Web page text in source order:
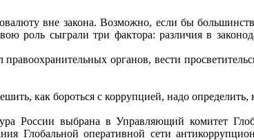
вне закона. Возможно, если бы
роль сыграли три фактора: различия в
правоохранительных органов, вести
как бороться с коррупцией, надо определить,
России выбрана в Управляющий комитет
Глобальной оперативной сети